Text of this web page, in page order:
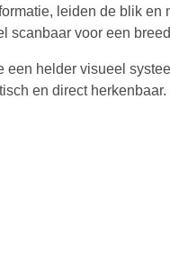
leiden de blik en
scanbaar voor een
een helder visueel
en direct herkenbaar.